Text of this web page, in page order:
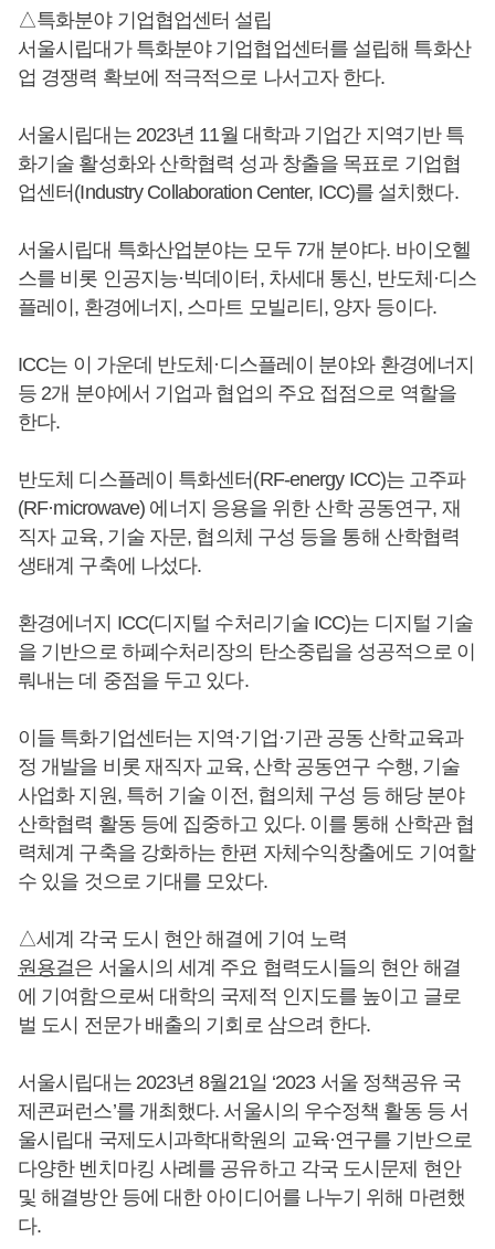
△특화분야 기업협업센터 설립
서울시립대가 특화분야 기업협업센터를 설립해 특화산
업 경쟁력 확보에 적극적으로 나서고자 한다.
서울시립대는 2023년 11월 대학과 기업간 지역기반 특
화기술 활성화와 산학협력 성과 창출을 목표로 기업협
업센터(Industry Collaboration Center, ICC)를 설치했다.
서울시립대 특화산업분야는 모두 7개 분야다. 바이오헬
스를 비롯 인공지능·빅데이터, 차세대 통신, 반도체·디스
플레이, 환경에너지, 스마트 모빌리티, 양자 등이다.
ICC는 이 가운데 반도체·디스플레이 분야와 환경에너지
등 2개 분야에서 기업과 협업의 주요 접점으로 역할을
한다.
반도체 디스플레이 특화센터(RF-energy ICC)는 고주파
(RF·microwave) 에너지 응용을 위한 산학 공동연구, 재
직자 교육, 기술 자문, 협의체 구성 등을 통해 산학협력
생태계 구축에 나섰다.
환경에너지 ICC(디지털 수처리기술 ICC)는 디지털 기술
을 기반으로 하폐수처리장의 탄소중립을 성공적으로 이
뤄내는 데 중점을 두고 있다.
이들 특화기업센터는 지역·기업·기관 공동 산학교육과
정 개발을 비롯 재직자 교육, 산학 공동연구 수행, 기술
사업화 지원, 특허 기술 이전, 협의체 구성 등 해당 분야
산학협력 활동 등에 집중하고 있다. 이를 통해 산학관 협
력체계 구축을 강화하는 한편 자체수익창출에도 기여할
수 있을 것으로 기대를 모았다.
△세계 각국 도시 현안 해결에 기여 노력
원용걸은 서울시의 세계 주요 협력도시들의 현안 해결
에 기여함으로써 대학의 국제적 인지도를 높이고 글로
벌 도시 전문가 배출의 기회로 삼으려 한다.
서울시립대는 2023년 8월21일 ‘2023 서울 정책공유 국
제콘퍼런스’를 개최했다. 서울시의 우수정책 활동 등 서
울시립대 국제도시과학대학원의 교육·연구를 기반으로
다양한 벤치마킹 사례를 공유하고 각국 도시문제 현안
및 해결방안 등에 대한 아이디어를 나누기 위해 마련했
다.